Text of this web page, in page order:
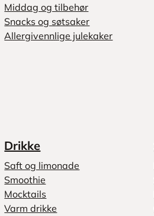
Middag og tilbehør
Snacks og søtsaker
Allergivennlige julekaker
Drikke
Saft og limonade
Smoothie
Mocktails
Varm drikke